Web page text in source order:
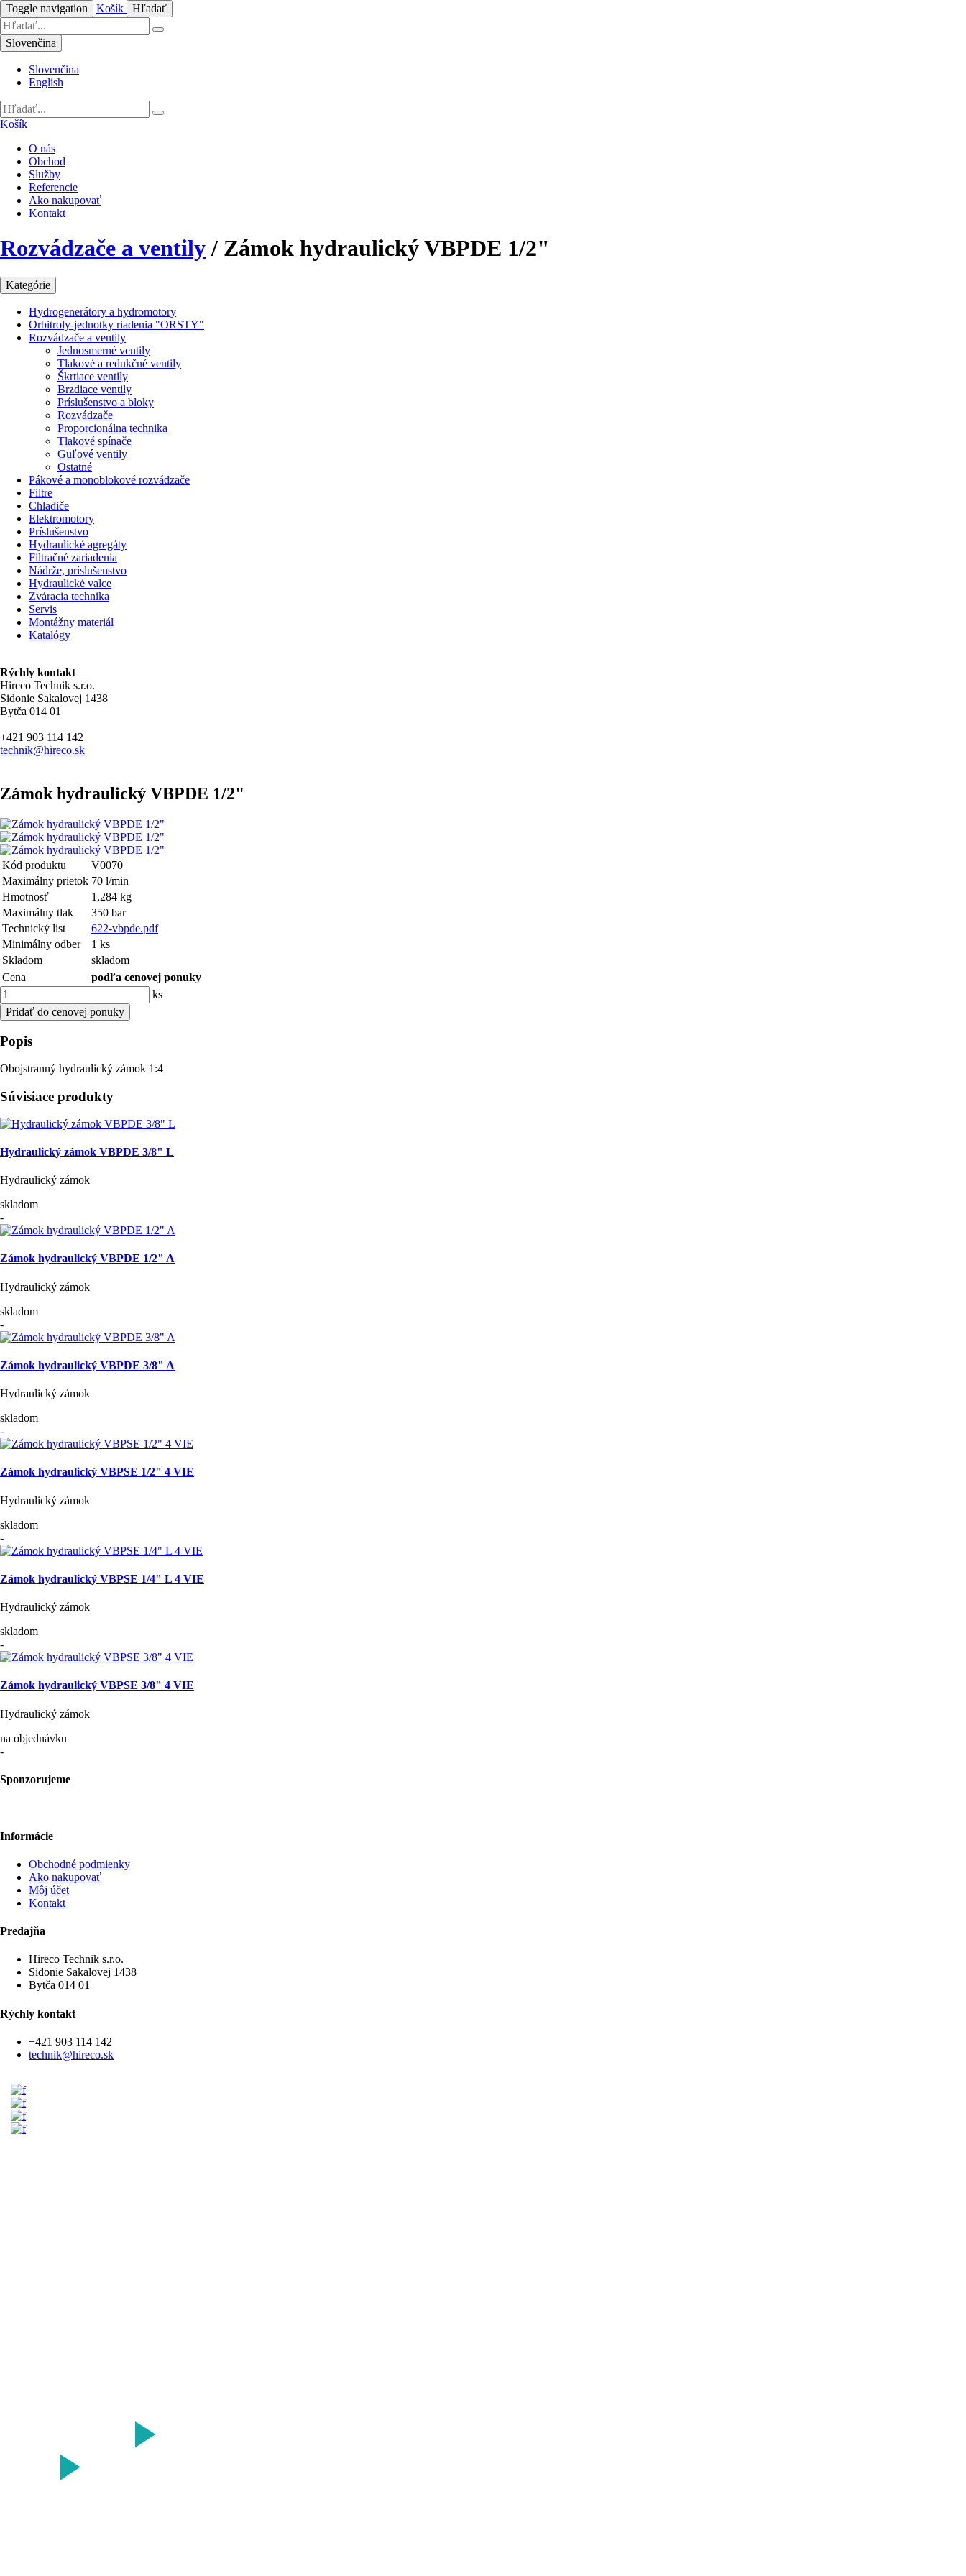
Toggle navigation Košík Hľadať
Slovenčina
Slovenčina
English
Košík
O nás
Obchod
Služby
Referencie
Ako nakupovať
Kontakt
Rozvádzače a ventily/ Zámok hydraulický VBPDE 1/2"
Kategórie
Hydrogenerátory a hydromotory
Orbitroly-jednotky riadenia "ORSTY"
Rozvádzače a ventily
Jednosmerné ventily
Tlakové a redukčné ventily
Škrtiace ventily
Brzdiace ventily
Príslušenstvo a bloky
Rozvádzače
Proporcionálna technika
Tlakové spínače
Guľové ventily
Ostatné
Pákové a monoblokové rozvádzače
Filtre
Chladiče
Elektromotory
Príslušenstvo
Hydraulické agregáty
Filtračné zariadenia
Nádrže, príslušenstvo
Hydraulické valce
Zváracia technika
Servis
Montážny materiál
Katalógy
Rýchly kontakt
Hireco Technik s.r.o.
Sidonie Sakalovej 1438
Bytča 014 01
+421 903 114 142
technik@hireco.sk
Zámok hydraulický VBPDE 1/2"
Kód produktu
V0070
Maximálny prietok 70 l/min
Hmotnosť
1,284 kg
Maximálny tlak
350 bar
Technický list
622-vbpde.pdf
Minimálny odber
1 ks
Skladom
skladom
Cena
podľa cenovej ponuky
ks
Pridať do cenovej ponuky
Popis
Obojstranný hydraulický zámok 1:4
Súvisiace produkty
Hydraulický zámok VBPDE 3/8" L
Hydraulický zámok
skladom
-
Zámok hydraulický VBPDE 1/2" A
Hydraulický zámok
skladom
-
Zámok hydraulický VBPDE 3/8" A
Hydraulický zámok
skladom
-
Zámok hydraulický VBPSE 1/2" 4 VIE
Hydraulický zámok
skladom
-
Zámok hydraulický VBPSE 1/4" L 4 VIE
Hydraulický zámok
skladom
-
Zámok hydraulický VBPSE 3/8" 4 VIE
Hydraulický zámok
na objednávku
-
Sponzorujeme
Informácie
Obchodné podmienky
Ako nakupovať
Môj účet
Kontakt
Predajňa
Hireco Technik s.r.o.
Sidonie Sakalovej 1438
Bytča 014 01
Rýchly kontakt
+421 903 114 142
technik@hireco.sk